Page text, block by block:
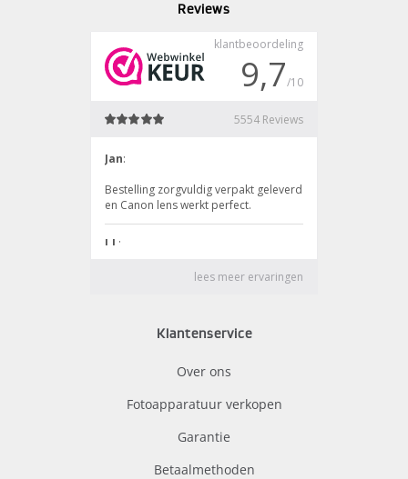
Reviews
Klantenservice
Over ons
Fotoapparatuur verkopen
Garantie
Betaalmethoden